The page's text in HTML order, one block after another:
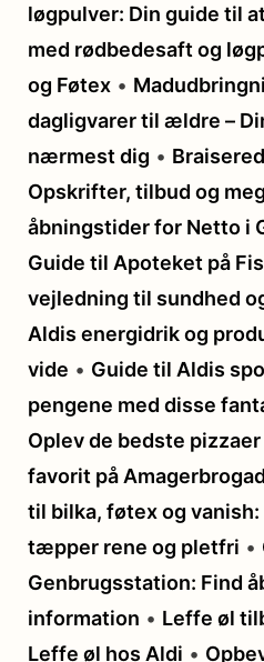
løgpulver: Din guide til
med rødbedesaft og
og Føtex •
dagligvarer til ældre –
nærmest dig •
Opskrifter, tilbud og
åbningstider for Netto i
Guide til Apoteket på
vejledning til sundhed
Aldis energidrik og
vide • Guide til Aldis
pengene med disse
Oplev de bedste
favorit på
til bilka, føtex og
tæpper rene og pletfri •
Genbrugsstation: Find
information • Leffe øl
Leffe øl hos Aldi •